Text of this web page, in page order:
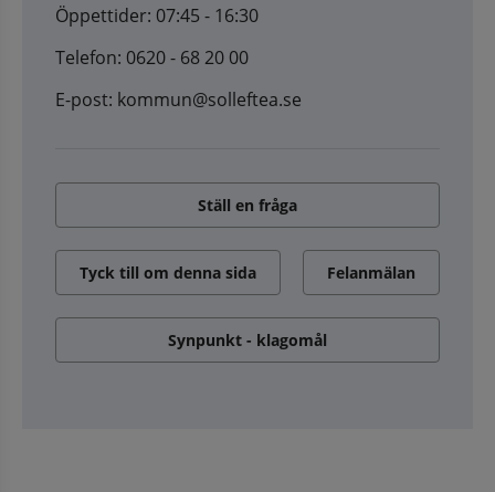
Öppettider: 07:45 - 16:30
Telefon: 0620 - 68 20 00
E-post: kommun@solleftea.se
Ställ en fråga
Tyck till om denna sida Felanmälan
Synpunkt - klagomål